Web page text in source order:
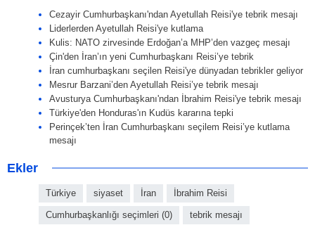
Cezayir Cumhurbaşkanı'ndan Ayetullah Reisi'ye tebrik mesajı
Liderlerden Ayetullah Reisi'ye kutlama
Kulis: NATO zirvesinde Erdoğan’a MHP’den vazgeç mesajı
Çin'den İran’ın yeni Cumhurbaşkanı Reisi’ye tebrik
İran cumhurbaşkanı seçilen Reisi'ye dünyadan tebrikler geliyor
Mesrur Barzani’den Ayetullah Reisi’ye tebrik mesajı
Avusturya Cumhurbaşkanı'ndan İbrahim Reisi'ye tebrik mesajı
Türkiye'den Honduras'ın Kudüs kararına tepki
Perinçek’ten İran Cumhurbaşkanı seçilem Reisi’ye kutlama
mesajı
Ekler
Türkiye siyaset İran İbrahim Reisi
Cumhurbaşkanlığı seçimleri (0) tebrik mesajı